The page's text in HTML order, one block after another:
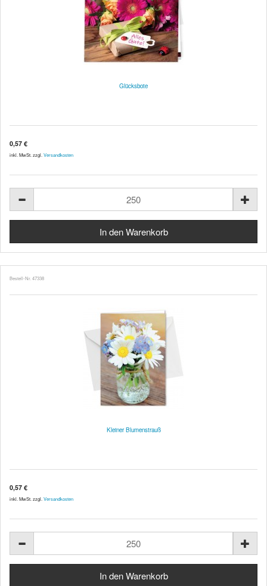
Glücksbote
0,57 €
inkl. MwSt. zzgl. Versandkosten
Bestell-Nr. 47338
Kleiner Blumenstrauß
0,57 €
inkl. MwSt. zzgl. Versandkosten